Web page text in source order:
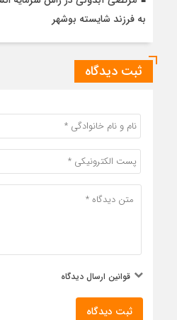
به فرزند شایسته بوشهر
ثبت دیدگاه
قوانین ارسال دیدگاه
ثبت دیدگاه